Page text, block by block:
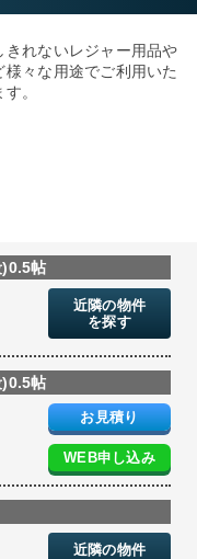
きれないレジャー用品や
様々な用途でご利用いた
。
)0.5帖
近隣の物件
を探す
)0.5帖
お見積り
WEB申し込み
近隣の物件